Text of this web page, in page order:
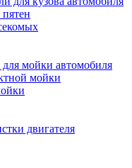
мойки автомобиля
мойки
двигателя